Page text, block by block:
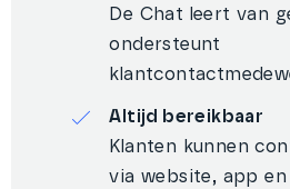
De Chat leert van
ondersteunt
Altijd bereikbaar
Klanten kunnen
via website, app en